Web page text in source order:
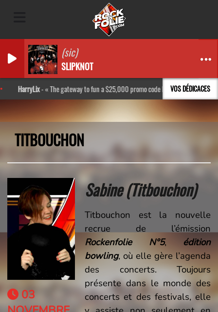
(sic)
SLIPKNOT
VOS DÉDICACES
- The gateway to fun a $25,000 promo code http://bpl.kr/Rkxs
TITBOUCHON
03
Sabine(Titbouchon)
Titbouchon est la nouvelle
recrue de l’émission
Rockenfolie N°5, édition
bowling, où elle gère l’agenda
des concerts. Toujours
présente dans le monde des
concerts et des festivals, elle